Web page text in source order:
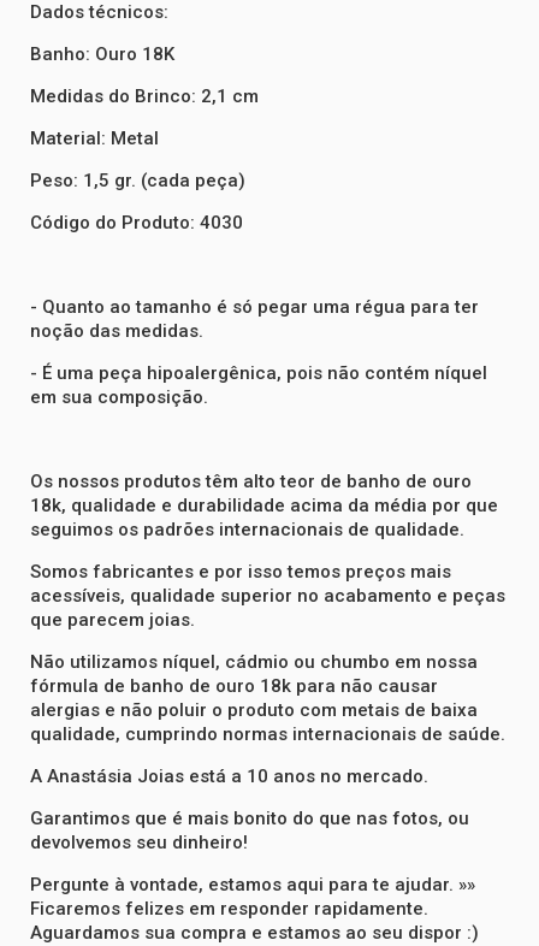
Dados técnicos:
Banho: Ouro 18K
Medidas do Brinco: 2,1 cm
Material: Metal
Peso: 1,5 gr. (cada peça)
Código do Produto: 4030
- Quanto ao tamanho é só pegar uma régua para ter
noção das medidas.
- É uma peça hipoalergênica, pois não contém níquel
em sua composição.
Os nossos produtos têm alto teor de banho de ouro
18k, qualidade e durabilidade acima da média por que
seguimos os padrões internacionais de qualidade.
Somos fabricantes e por isso temos preços mais
acessíveis, qualidade superior no acabamento e peças
que parecem joias.
Não utilizamos níquel, cádmio ou chumbo em nossa
fórmula de banho de ouro 18k para não causar
alergias e não poluir o produto com metais de baixa
qualidade, cumprindo normas internacionais de saúde.
A Anastásia Joias está a 10 anos no mercado.
Garantimos que é mais bonito do que nas fotos, ou
devolvemos seu dinheiro!
Pergunte à vontade, estamos aqui para te ajudar. »»
Ficaremos felizes em responder rapidamente.
Aguardamos sua compra e estamos ao seu dispor :)